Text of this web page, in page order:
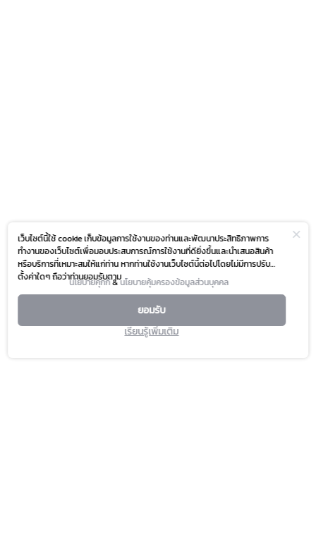
เว็บไซต์นี้ใช้ cookie เก็บข้อมูลการใช้งานของท่านและพัฒนาประสิทธิภาพการ
ทำงานของเว็บไซต์เพื่อมอบประสบการณ์การใช้งานที่ดียิ่งขึ้นและนำเสนอสินค้า
หรือบริการที่เหมาะสมให้แก่ท่าน หากท่านใช้งานเว็บไซต์นี้ต่อไปโดยไม่มีการปรับ
ตั้งค่าใดๆ ถือว่าท่านยอมรับตาม
นโยบายคุกกี้&นโยบายคุ้มครองข้อมูลส่วนบุคคล
ยอมรับ
เรียนรู้เพิ่มเติม